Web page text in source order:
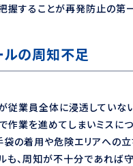
握することが再発防止の第一
の周知不足
従業員全体に浸透していな
作業を進めてしまいミスにつ
袋の着用や危険エリアへの
も、周知が不十分であれば守